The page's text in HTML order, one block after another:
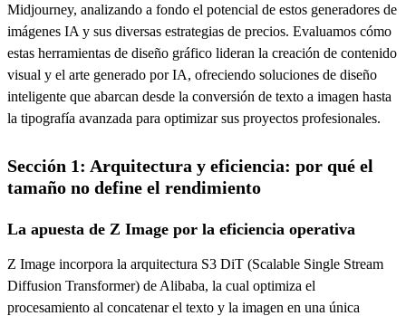
Midjourney, analizando a fondo el potencial de estos generadores de
imágenes IA y sus diversas estrategias de precios. Evaluamos cómo
estas herramientas de diseño gráfico lideran la creación de contenido
visual y el arte generado por IA, ofreciendo soluciones de diseño
inteligente que abarcan desde la conversión de texto a imagen hasta
la tipografía avanzada para optimizar sus proyectos profesionales.
Sección 1: Arquitectura y eficiencia: por qué el
tamaño no define el rendimiento
La apuesta de Z Image por la eficiencia operativa
Z Image incorpora la arquitectura S3 DiT (Scalable Single Stream
Diffusion Transformer) de Alibaba, la cual optimiza el
procesamiento al concatenar el texto y la imagen en una única